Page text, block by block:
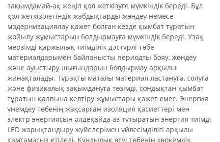
зақымдамай-ақ жеңіл қол жеткізуге мүмкіндік береді. Бұл
қол жеткізілетіндік жабдықтарды жөндеу немесе
модернизациялау қажет болған кезде қымбат тұратын
жойылу жұмыстарын болдырмауға мүмкіндік береді. Ұзақ
мерзімді қаржылық тиімділік дәстүрлі төбе
материалдарымен байланысты периодты бояу, жөндеу
және ауыстыру шығындарын болдырмау арқылы
жинақталады. Тұрақты маталы материал ластануға, солуға
және физикалық зақымдануға төзімді, сондықтан қымбат
тұратын қалпына келтіру жұмыстары қажет емес. Энергия
үнемдеу төбенің жақсарған изоляция қасиеттері мен
электр энергиясын әлдеқайда аз тұтыратын энергия тиімді
LED жарықтандыру жүйелерімен үйлесімділігі арқылы
қамтамасыз етіледі. Құндылық өсуі төбенің көркемдік